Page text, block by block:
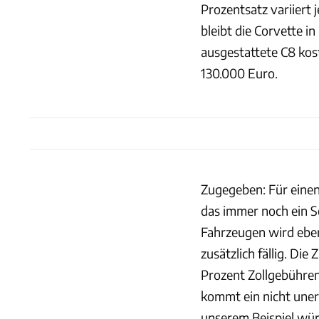
Prozentsatz variiert
bleibt die Corvette
ausgestattete C8
130.000 Euro.
Zugegeben: Für
das immer noch ein
Fahrzeugen wird
zusätzlich fällig. Die
Prozent
kommt ein nicht